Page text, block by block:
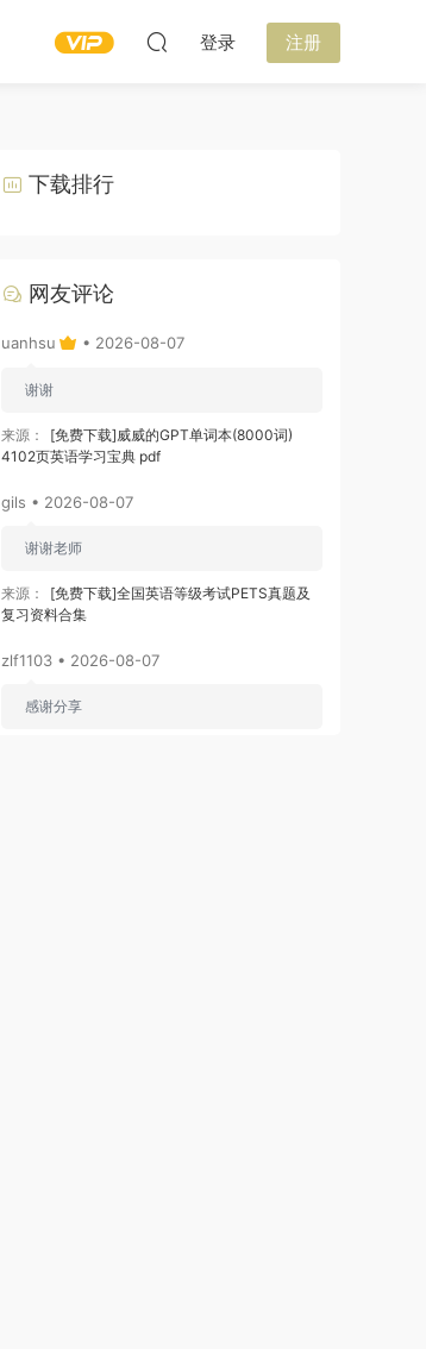
登录 注册
下载排行
网友评论
uanhsu • 2026-08-07
谢谢
来源：
[免费下载]威威的GPT单词本(8000词)
4102页英语学习宝典 pdf
gils • 2026-08-07
谢谢老师
来源：
[免费下载]全国英语等级考试PETS真题及
复习资料合集
zlf1103 • 2026-08-07
感谢分享